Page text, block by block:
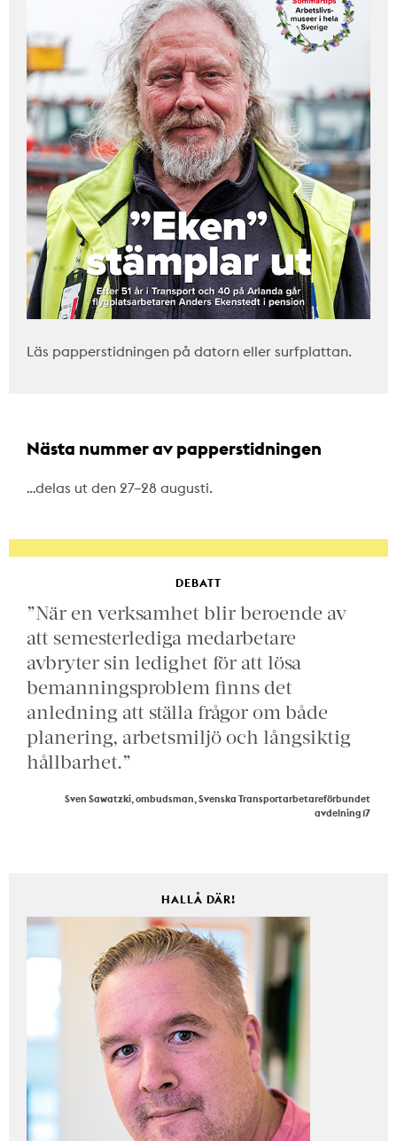
Läs papperstidningen på datorn eller surfplattan.
Nästa nummer av papperstidningen
…delas ut den 27–28 augusti.
DEBATT
”När en verksamhet blir beroende av
att semesterlediga medarbetare
avbryter sin ledighet för att lösa
bemanningsproblem finns det
anledning att ställa frågor om både
planering, arbetsmiljö och långsiktig
hållbarhet.”
Sven Sawatzki, ombudsman, Svenska Transportarbetareförbundet
avdelning 17
HALLÅ DÄR!